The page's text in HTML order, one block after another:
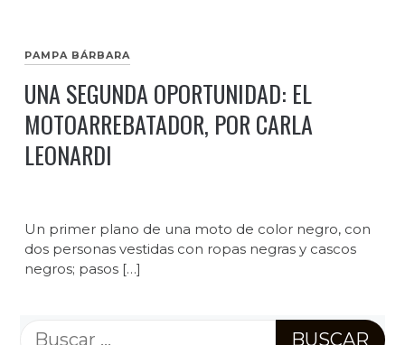
PAMPA BÁRBARA
UNA SEGUNDA OPORTUNIDAD: EL
MOTOARREBATADOR, POR CARLA
LEONARDI
Un primer plano de una moto de color negro, con
dos personas vestidas con ropas negras y cascos
negros; pasos […]
Buscar: